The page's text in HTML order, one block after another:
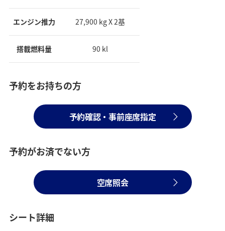
エンジン推力 27,900 kg X 2基
搭載燃料量 90 kl
予約をお持ちの方
予約確認・事前座席指定
予約がお済でない方
空席照会
シート詳細